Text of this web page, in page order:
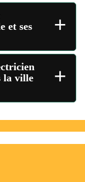
et ses
+
la ville
+